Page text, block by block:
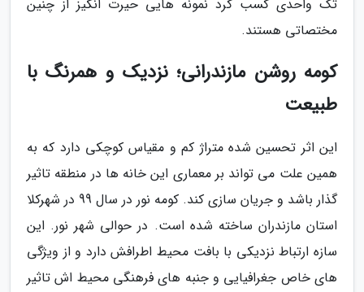
تک واحدی کسب کرد نمونه هایی حیرت انگیز از چنین
مختصاتی هستند.
کومه روشن مازندرانی؛ نزدیک و همرنگ با
طبیعت
این اثر تحسین شده متراژ کم و مقیاس کوچکی دارد که به
همین علت می تواند بر معماری این خانه ها در منطقه تاثیر
گذار باشد و جریان سازی کند. کومه نور در سال 99 در شهرکلا
استان مازندران ساخته شده است. در حوالی شهر نور. این
سازه ارتباط نزدیکی با بافت محیط اطرافش دارد و از ویژگی
های خاص جغرافیایی و جنبه های فرهنگی محیط اش تاثیر